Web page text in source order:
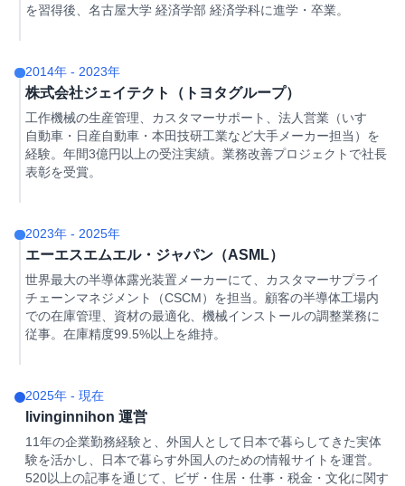
を習得後、名古屋大学 経済学部 経済学科に進学・卒業。
2014年 - 2023年
株式会社ジェイテクト（トヨタグループ）
工作機械の生産管理、カスタマーサポート、法人営業（いすゞ
自動車・日産自動車・本田技研工業など大手メーカー担当）を
経験。年間3億円以上の受注実績。業務改善プロジェクトで社長
表彰を受賞。
2023年 - 2025年
エーエスエムエル・ジャパン（ASML）
世界最大の半導体露光装置メーカーにて、カスタマーサプライ
チェーンマネジメント（CSCM）を担当。顧客の半導体工場内
での在庫管理、資材の最適化、機械インストールの調整業務に
従事。在庫精度99.5%以上を維持。
2025年 - 現在
livinginnihon 運営
11年の企業勤務経験と、外国人として日本で暮らしてきた実体
験を活かし、日本で暮らす外国人のための情報サイトを運営。
520以上の記事を通じて、ビザ・住居・仕事・税金・文化に関す